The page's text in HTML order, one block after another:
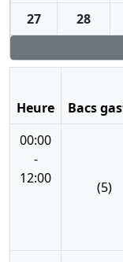
27
28
Heure Bacs
00:00
-
12:00
(5)